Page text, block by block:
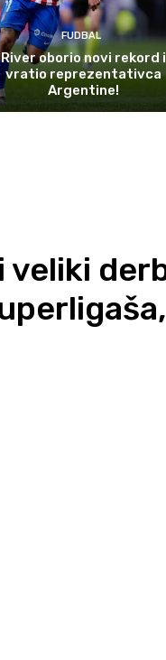
FUDBAL
River oborio novi rekord i
vratio reprezentativca
Argentine!